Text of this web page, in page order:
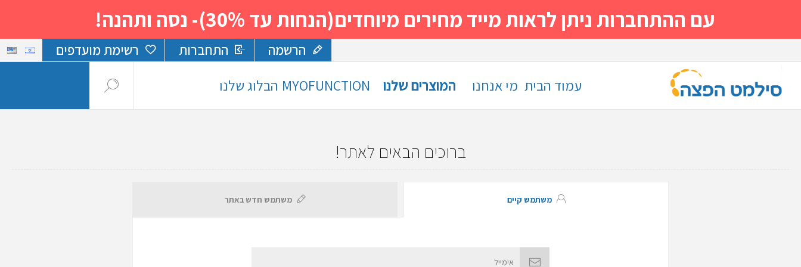
עם ההתחברות ניתן לראות מייד מחירים מיוחדים(הנחות עד 30%)- נסה ותהנה!
הרשמה התחברות רשימת מועדפים
עמוד הבית מי אנחנו המוצרים שלנו MYOFUNCTION הבלוג שלנו
ברוכים הבאים לאתר!
משתמש קיים משתמש חדש באתר